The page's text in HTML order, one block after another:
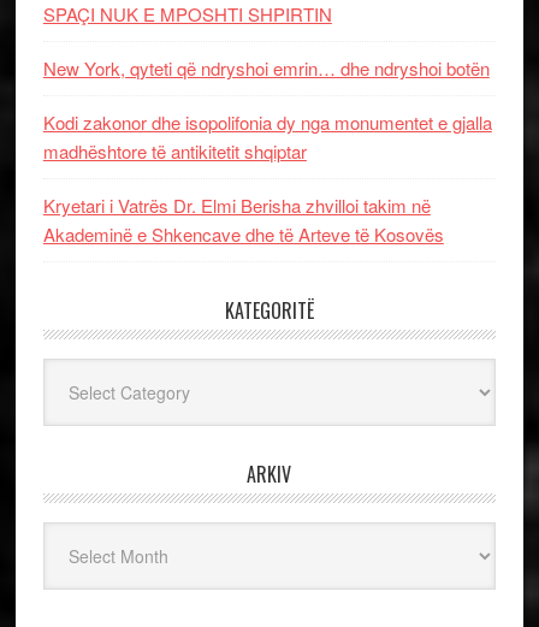
SPAÇI NUK E MPOSHTI SHPIRTIN
New York, qyteti që ndryshoi emrin… dhe ndryshoi botën
Kodi zakonor dhe isopolifonia dy nga monumentet e gjalla
madhështore të antikitetit shqiptar
Kryetari i Vatrës Dr. Elmi Berisha zhvilloi takim në
Akademinë e Shkencave dhe të Arteve të Kosovës
KATEGORITË
ARKIV